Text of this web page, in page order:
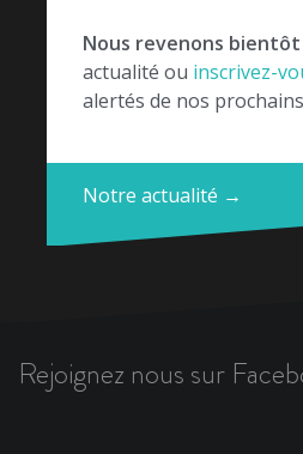
Nous revenons bientôt
actualité ou inscrivez-
alertés de nos
Notre actualité →
Rejoignez nous sur